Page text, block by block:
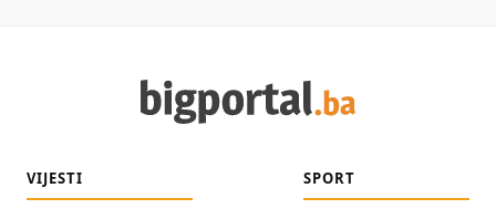
VIJESTI SPORT